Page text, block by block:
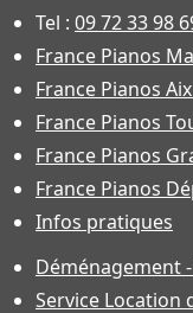
Tel : 09 72 33 98
France Pianos
France Pianos
France Pianos
France Pianos
France Pianos
Infos pratiques
Déménagement
Service Location